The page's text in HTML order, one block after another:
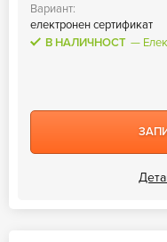
Вариант:
електронен сертификат
В НАЛИЧНОСТ